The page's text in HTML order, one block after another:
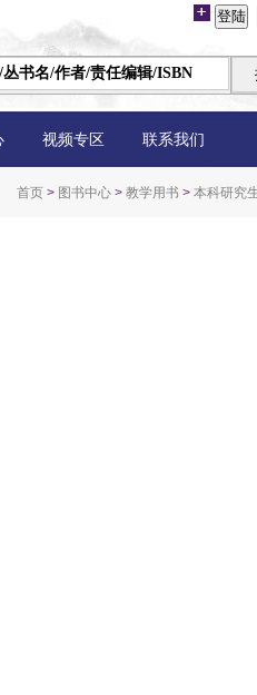
视频专区 联系我们
首页 > 图书中心 > 教学用书 > 本科研究